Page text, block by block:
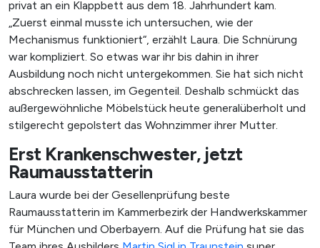
privat an ein Klappbett aus dem 18. Jahrhundert kam.
„Zuerst einmal musste ich untersuchen, wie der
Mechanismus funktioniert“, erzählt Laura. Die Schnürung
war kompliziert. So etwas war ihr bis dahin in ihrer
Ausbildung noch nicht untergekommen. Sie hat sich nicht
abschrecken lassen, im Gegenteil. Deshalb schmückt das
außergewöhnliche Möbelstück heute generalüberholt und
stilgerecht gepolstert das Wohnzimmer ihrer Mutter.
Erst Krankenschwester, jetzt
Raumausstatterin
Laura wurde bei der Gesellenprüfung beste
Raumausstatterin im Kammerbezirk der Handwerkskammer
für München und Oberbayern. Auf die Prüfung hat sie das